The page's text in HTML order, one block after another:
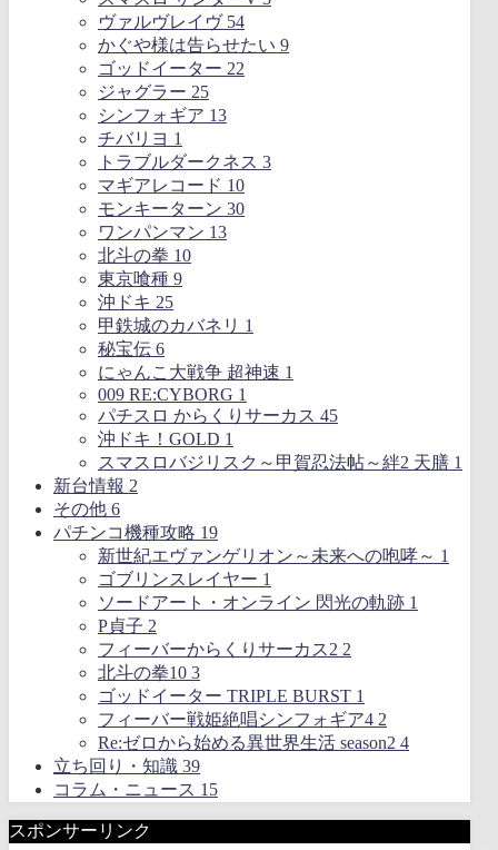
ヴァルヴレイヴ 54
かぐや様は告らせたい 9
ゴッドイーター 22
ジャグラー 25
シンフォギア 13
チバリヨ 1
トラブルダークネス 3
マギアレコード 10
モンキーターン 30
ワンパンマン 13
北斗の拳 10
東京喰種 9
沖ドキ 25
甲鉄城のカバネリ 1
秘宝伝 6
にゃんこ大戦争 超神速 1
009 RE:CYBORG 1
パチスロ からくりサーカス 45
沖ドキ！GOLD 1
スマスロバジリスク～甲賀忍法帖～絆2 天膳 1
新台情報 2
その他 6
パチンコ機種攻略 19
新世紀エヴァンゲリオン～未来への咆哮～ 1
ゴブリンスレイヤー 1
ソードアート・オンライン 閃光の軌跡 1
P貞子 2
フィーバーからくりサーカス2 2
北斗の拳10 3
ゴッドイーター TRIPLE BURST 1
フィーバー戦姫絶唱シンフォギア4 2
Re:ゼロから始める異世界生活 season2 4
立ち回り・知識 39
コラム・ニュース 15
スポンサーリンク